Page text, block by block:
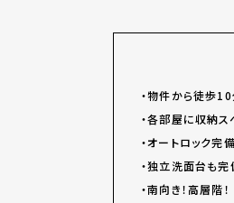
・物件から徒歩
・各部屋に収納ス
・オートロック完
・独立洗面台も完
・南向き！高層階！